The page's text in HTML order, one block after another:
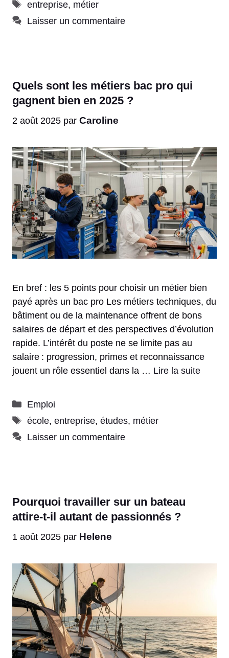
Étiquettes
entreprise, métier
Laisser un commentaire
Quels sont les métiers bac pro qui
gagnent bien en 2025 ?
2 août 2025 par Caroline
En bref : les 5 points pour choisir un métier bien
payé après un bac pro Les métiers techniques, du
bâtiment ou de la maintenance offrent de bons
salaires de départ et des perspectives d’évolution
rapide. L’intérêt du poste ne se limite pas au
salaire : progression, primes et reconnaissance
jouent un rôle essentiel dans la … Lire la suite
Catégories
Emploi
Étiquettes
école, entreprise, études, métier
Laisser un commentaire
Pourquoi travailler sur un bateau
attire-t-il autant de passionnés ?
1 août 2025 par Helene